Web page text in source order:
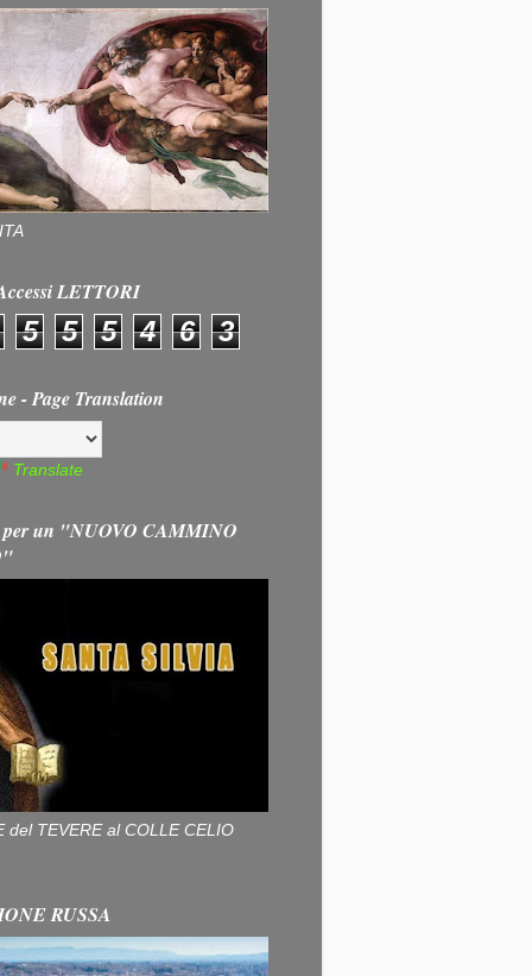
LETTORI
5 5 5 4 6 3
- Page Translation
Translate
per un "NUOVO CAMMINO
del TEVERE al COLLE CELIO
RUSSA